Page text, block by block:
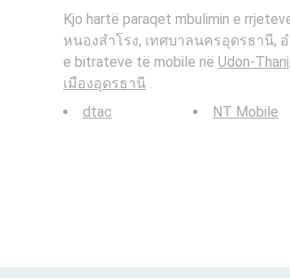
Kjo hartë paraqet mbulimin e
หนองสำโรง, เทศบาลนครอุดรธานี, อ
e bitrateve të mobile në Udon-
เมืองอุดรธานี .
dtac
NT Mobile